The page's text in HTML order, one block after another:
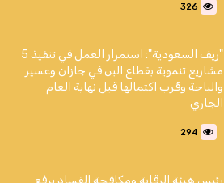
326
"ريف السعودية": استمرار العمل في تنفيذ 5
مشاريع تنموية بقطاع البن في جازان وعسير
والباحة وقُرب اكتمالها قبل نهاية العام
الجاري
294
رئيس هيئة الرقابة ومكافحة الفساد يرفع